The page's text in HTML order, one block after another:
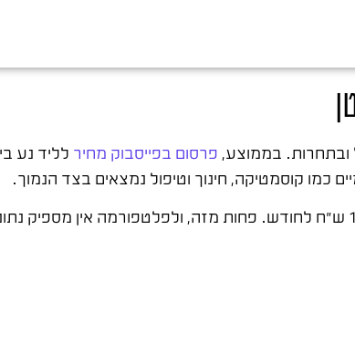
בממוצע, פרסום בפייסבוק מחיר
כמו קוסמטיקה, חינוך וטיפול נמצאים בצד הנמוך.
תקציב מינימלי שמאפשר ללמוד ולהתייעל הוא 1,000-1,500 ש"ח לחודש. פחות מזה,